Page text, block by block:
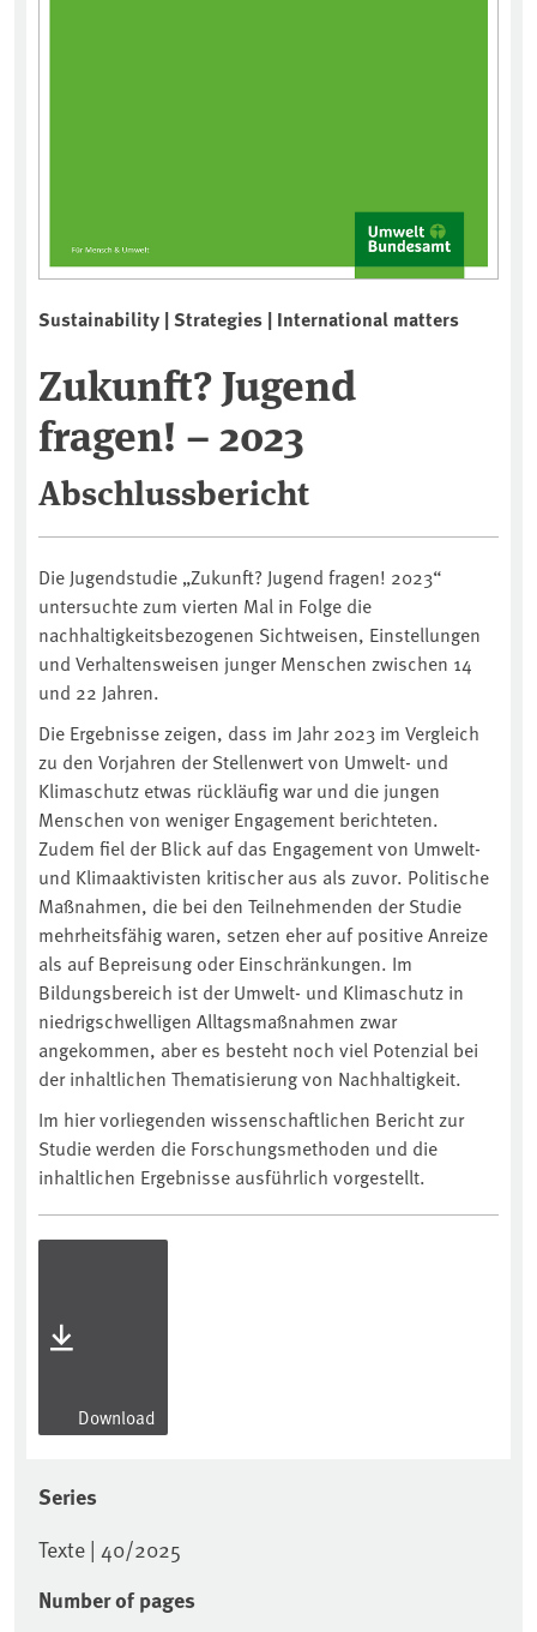
Sustainability | Strategies | International matters
Zukunft? Jugend
fragen! – 2023
Abschlussbericht
Die Jugendstudie „Zukunft? Jugend fragen! 2023“
untersuchte zum vierten Mal in Folge die
nachhaltigkeitsbezogenen Sichtweisen, Einstellungen
und Verhaltensweisen junger Menschen zwischen 14
und 22 Jahren.
Die Ergebnisse zeigen, dass im Jahr 2023 im Vergleich
zu den Vorjahren der Stellenwert von Umwelt- und
Klimaschutz etwas rückläufig war und die jungen
Menschen von weniger Engagement berichteten.
Zudem fiel der Blick auf das Engagement von Umwelt-
und Klimaaktivisten kritischer aus als zuvor. Politische
Maßnahmen, die bei den Teilnehmenden der Studie
mehrheitsfähig waren, setzen eher auf positive Anreize
als auf Bepreisung oder Einschränkungen. Im
Bildungsbereich ist der Umwelt- und Klimaschutz in
niedrigschwelligen Alltagsmaßnahmen zwar
angekommen, aber es besteht noch viel Potenzial bei
der inhaltlichen Thematisierung von Nachhaltigkeit.
Im hier vorliegenden wissenschaftlichen Bericht zur
Studie werden die Forschungsmethoden und die
inhaltlichen Ergebnisse ausführlich vorgestellt.
Download
Series
Texte | 40/2025
Number of pages